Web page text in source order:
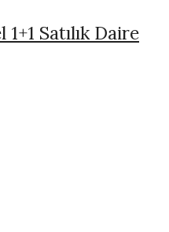
Satılık Daire